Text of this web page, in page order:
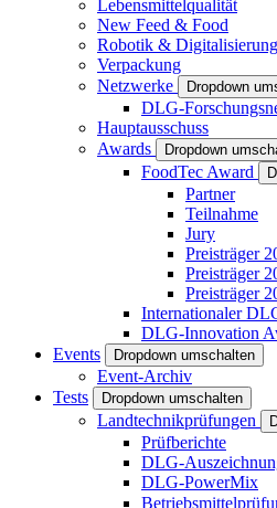
Lebensmittelqualität
New Feed & Food
Robotik & Digitalisierung
Verpackung
Netzwerke
Dropdown
DLG-
Hauptausschuss
Awards
Dropdown
FoodTec Award
Partner
Teilnahme
Jury
Preisträger
Preisträger
Preisträger
Internationaler
DLG-Innovation
Events
Dropdown umschalten
Event-Archiv
Tests
Dropdown umschalten
Landtechnikprüfungen
Prüfberichte
DLG-
DLG-PowerMix